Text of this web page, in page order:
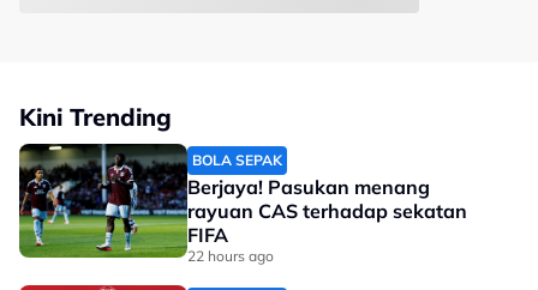
Kini Trending
BOLA SEPAK
Berjaya! Pasukan menang
rayuan CAS terhadap sekatan
FIFA
22 hours ago